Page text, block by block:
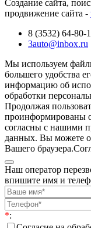
Создание сайта,
продвижение сайта -
8 (3532) 64-80-
3auto@inbox.ru
Мы используем
большего удобства
информацию об
обработки
Продолжая
проинформированы
согласны с нашими
данных. Вы можете
Вашего браузера.
Наш оператор
впишите имя и
*: